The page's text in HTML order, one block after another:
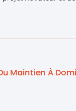
Maintien À